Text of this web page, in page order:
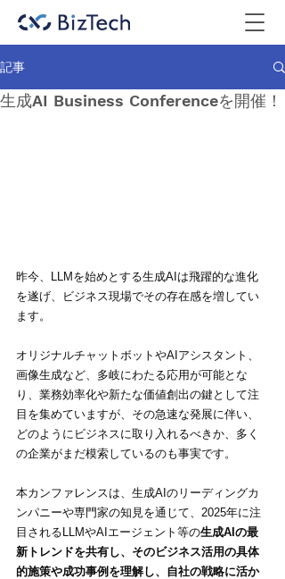
記事
生成AI Business Conferenceを開催！
昨今、LLMを始めとする生成AIは飛躍的な進化
を遂げ、ビジネス現場でその存在感を増してい
ます。
オリジナルチャットボットやAIアシスタント、
画像生成など、多岐にわたる応用が可能とな
り、業務効率化や新たな価値創出の鍵として注
目を集めていますが、その急速な発展に伴い、
どのようにビジネスに取り入れるべきか、多く
の企業がまだ模索しているのも事実です。
本カンファレンスは、生成AIのリーディングカ
ンパニーや専門家の知見を通じて、2025年に注
目されるLLMやAIエージェント等の生成AIの最
新トレンドを共有し、そのビジネス活用の具体
的施策や成功事例を理解し、自社の戦略に活か